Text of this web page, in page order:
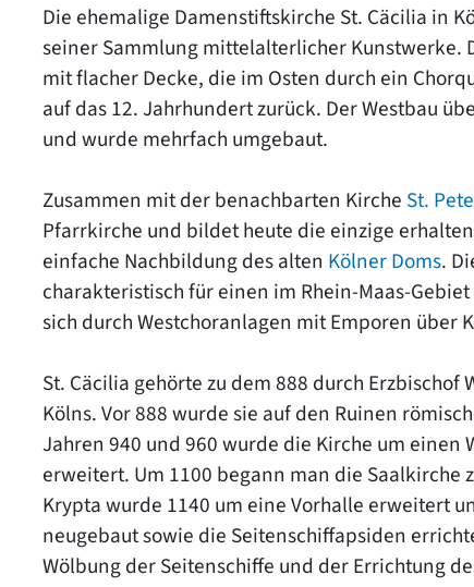
Die ehemalige Damenstiftskirche St. Cäcilia in
seiner Sammlung mittelalterlicher Kunstwerke.
mit flacher Decke, die im Osten durch ein
auf das 12. Jahrhundert zurück. Der Westbau
und wurde mehrfach umgebaut.
Zusammen mit der benachbarten Kirche St.
Pfarrkirche und bildet heute die einzige
einfache Nachbildung des alten Kölner Doms.
charakteristisch für einen im Rhein-Maas-
sich durch Westchoranlagen mit Emporen über
St. Cäcilia gehörte zu dem 888 durch
Kölns. Vor 888 wurde sie auf den Ruinen
Jahren 940 und 960 wurde die Kirche um
erweitert. Um 1100 begann man die
Krypta wurde 1140 um eine Vorhalle erweitert
neugebaut sowie die Seitenschiffapsiden
Wölbung der Seitenschiffe und der Errichtung